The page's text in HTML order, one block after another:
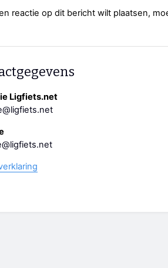
reactie op dit bericht wilt plaatsen,
Ligfiets.net